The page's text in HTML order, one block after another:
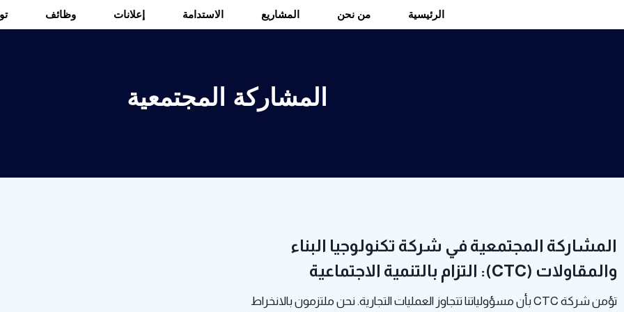
الرئيسية من نحن المشاريع الاستدامة إعلانات وظائف
المشاركة المجتمعية
المشاركة المجتمعية في شركة تكنولوجيا البناء
والمقاولات (CTC): التزام بالتنمية الاجتماعية
تؤمن شركة CTC بأن مسؤولياتنا تتجاوز العمليات التجارية. نحن ملتزمون بالانخراط